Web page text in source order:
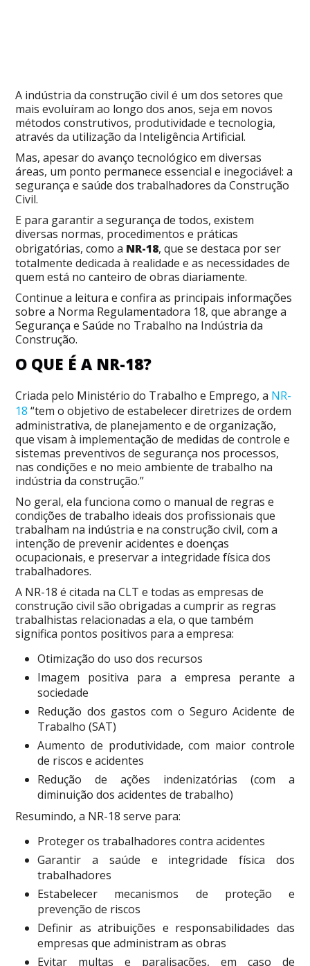
A indústria da construção civil é um dos setores que
mais evoluíram ao longo dos anos, seja em novos
métodos construtivos, produtividade e tecnologia,
através da utilização da Inteligência Artificial.
Mas, apesar do avanço tecnológico em diversas
áreas, um ponto permanece essencial e inegociável: a
segurança e saúde dos trabalhadores da Construção
Civil.
E para garantir a segurança de todos, existem
diversas normas, procedimentos e práticas
obrigatórias, como a NR-18, que se destaca por ser
totalmente dedicada à realidade e as necessidades de
quem está no canteiro de obras diariamente.
Continue a leitura e confira as principais informações
sobre a Norma Regulamentadora 18, que abrange a
Segurança e Saúde no Trabalho na Indústria da
Construção.
O QUE É A NR-18?
Criada pelo Ministério do Trabalho e Emprego, a NR-
18 “tem o objetivo de estabelecer diretrizes de ordem
administrativa, de planejamento e de organização,
que visam à implementação de medidas de controle e
sistemas preventivos de segurança nos processos,
nas condições e no meio ambiente de trabalho na
indústria da construção.”
No geral, ela funciona como o manual de regras e
condições de trabalho ideais dos profissionais que
trabalham na indústria e na construção civil, com a
intenção de prevenir acidentes e doenças
ocupacionais, e preservar a integridade física dos
trabalhadores.
A NR-18 é citada na CLT e todas as empresas de
construção civil são obrigadas a cumprir as regras
trabalhistas relacionadas a ela, o que também
significa pontos positivos para a empresa:
Otimização do uso dos recursos
Imagem positiva para a empresa perante a
sociedade
Redução dos gastos com o Seguro Acidente de
Trabalho (SAT)
Aumento de produtividade, com maior controle
de riscos e acidentes
Redução de ações indenizatórias (com a
diminuição dos acidentes de trabalho)
Resumindo, a NR-18 serve para:
Proteger os trabalhadores contra acidentes
Garantir a saúde e integridade física dos
trabalhadores
Estabelecer mecanismos de proteção e
prevenção de riscos
Definir as atribuições e responsabilidades das
empresas que administram as obras
Evitar multas e paralisações, em caso de